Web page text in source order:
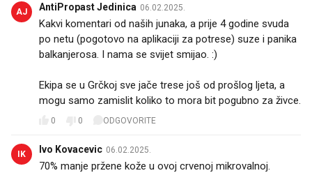
AJ AntiPropast Jedinica 06.02.2025.
Kakvi komentari od naših junaka, a prije 4 godine svuda
po netu (pogotovo na aplikaciji za potrese) suze i panika
balkanjerosa. I nama se svijet smijao. :)
Ekipa se u Grčkoj sve jače trese još od prošlog ljeta, a
mogu samo zamislit koliko to mora bit pogubno za živce.
0 0 ODGOVORITE
IK Ivo Kovacevic 06.02.2025.
70% manje pržene kože u ovoj crvenoj mikrovalnoj.